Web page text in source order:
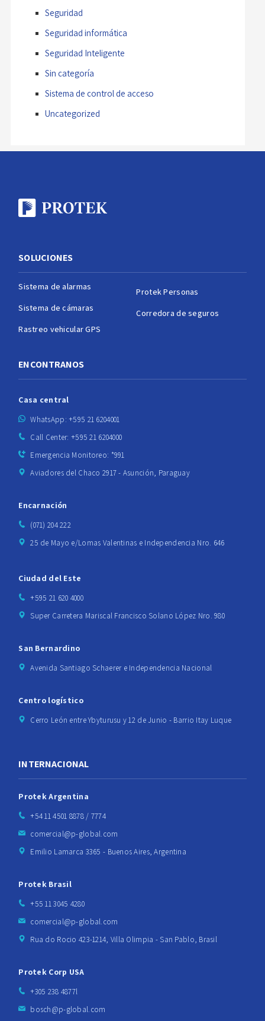
Seguridad
Seguridad informática
Seguridad Inteligente
Sin categoría
Sistema de control de acceso
Uncategorized
SOLUCIONES
Sistema de alarmas
Sistema de cámaras
Rastreo vehicular GPS
Protek Personas
Corredora de seguros
ENCONTRANOS
Casa central
WhatsApp: +595 21 6204001
Call Center: +595 21 6204000
Emergencia Monitoreo: *991
Aviadores del Chaco 2917 - Asunción, Paraguay
Encarnación
(071) 204 222
25 de Mayo e/Lomas Valentinas e Independencia Nro. 646
Ciudad del Este
+595 21 620 4000
Super Carretera Mariscal Francisco Solano López Nro. 980
San Bernardino
Avenida Santiago Schaerer e Independencia Nacional
Centro logístico
Cerro León entre Ybyturusu y 12 de Junio - Barrio Itay Luque
INTERNACIONAL
Protek Argentina
+54 11 4501 8878 / 7774
comercial@p-global.com
Emilio Lamarca 3365 - Buenos Aires, Argentina
Protek Brasil
+55 11 3045 4280
comercial@p-global.com
Rua do Rocio 423-1214, Villa Olimpia - San Pablo, Brasil
Protek Corp USA
+305 238 4877l
bosch@p-global.com